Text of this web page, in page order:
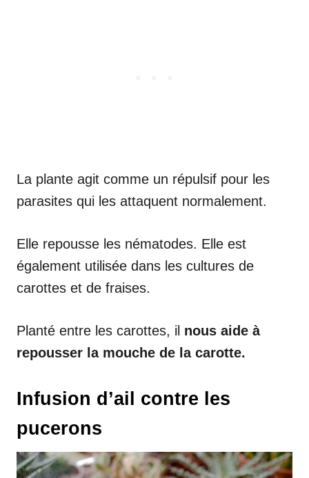
La plante agit comme un répulsif pour les
parasites qui les attaquent normalement.
Elle repousse les nématodes. Elle est
également utilisée dans les cultures de
carottes et de fraises.
Planté entre les carottes, il nous aide à
repousser la mouche de la carotte.
Infusion d’ail contre les
pucerons